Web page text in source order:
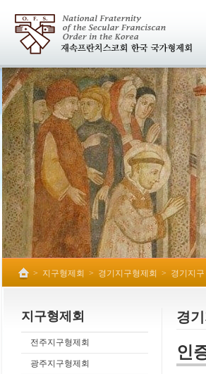
> 지구형제회 > 경기지구형제회 > 경기지
경
인
지구형제회
전주지구형제회
광주지구형제회